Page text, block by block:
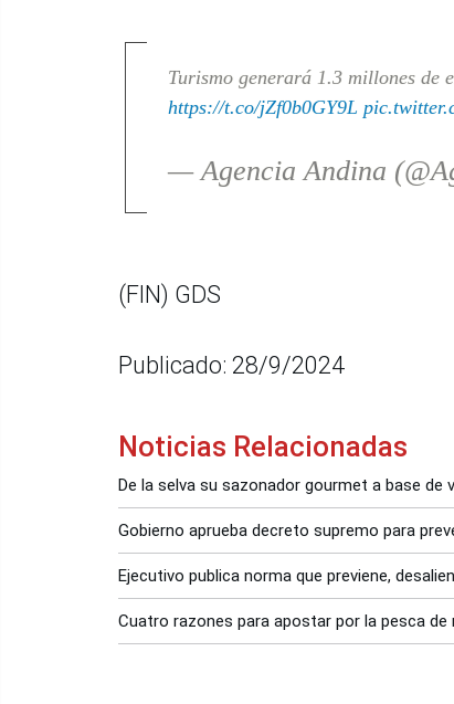
Turismo generará 1.3 millones de
https://t.co/jZf0b0GY9L
— Agencia Andina
(FIN) GDS
Publicado: 28/9/2024
Noticias Relacionadas
De la selva su sazonador gourmet a base
Gobierno aprueba decreto supremo para
Ejecutivo publica norma que previene,
Cuatro razones para apostar por la pesca de